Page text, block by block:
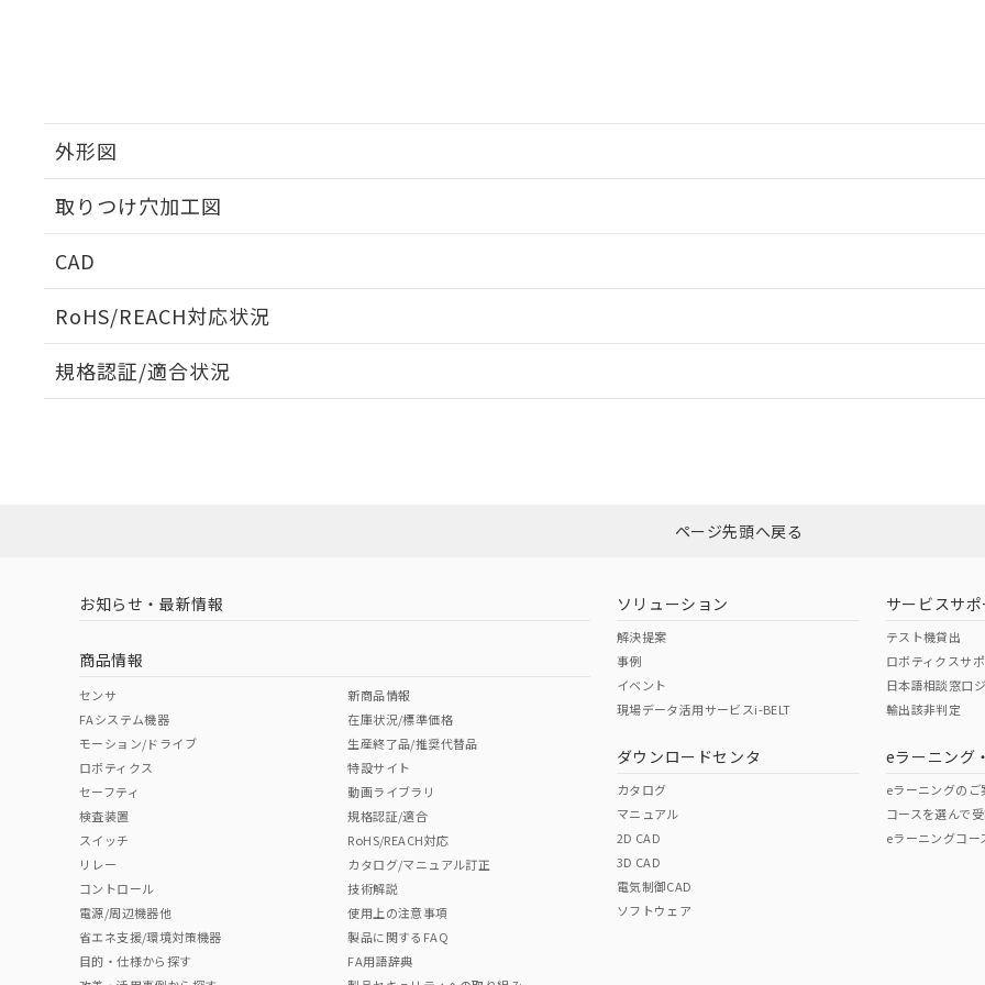
外形図
取りつけ穴加工図
CAD
RoHS/REACH対応状況
EU RoHS 注意事項・凡例
ダウンロードはこちら
中国 RoHS 注意事項・凡例
中国 RoHS表
Pb Hg Cr(VI)
"対応済み"や非含有の記載がされた商品であっても、流通在庫等で未対応品が混在する可能性があります。
非含有品が必要な際は、弊社営業部門もしくは販売店へお問い合わせください。
規格認証/適合状況
（イギリス
（ノルウェー
（日本
（アメリカ
この製品の規格認証/適合
その他の認証はこちらのページからご
ページ先頭へ戻る
お知らせ・最新情報
商品情報
センサ
FAシステム機器
モーション/ドライブ
ロボティクス
セーフティ
検査装置
スイッチ
リレー
コントロール
電源/周辺機器他
省エネ支援/環境対策機器
目的・仕様から探す
新商品情報
在庫状況/標準価格
生産終了品/推奨代替品
特設サイト
動画ライブラリ
規格認証/適合
RoHS/REACH対応
カタログ/マニュアル訂正
技術解説
使用上の注意事項
製品に関するFAQ
FA用語辞典
ソリューション
解決提案
事例
イベント
現場データ活用サービスi-BELT
ダウンロードセンタ
カタログ
マニュアル
2D CAD
3D CAD
電気制御CAD
ソフトウェア
サービスサポ
テスト機貸出
ロボティクスサ
日本語相談窓口
輸出該非判定
eラーニング
eラーニングのご
コースを選んで
eラーニングコー